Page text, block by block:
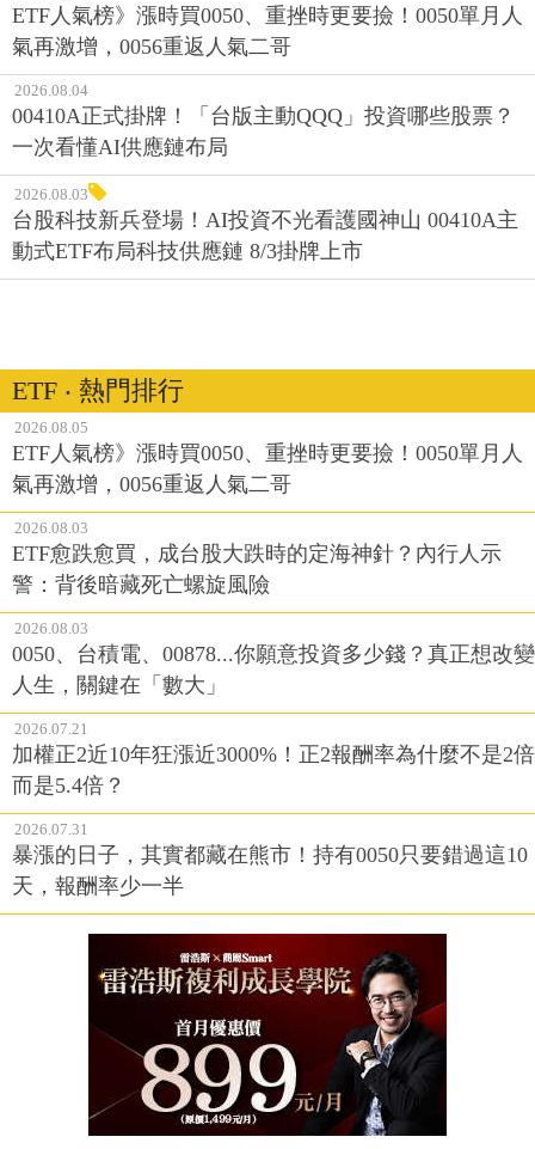
ETF人氣榜》漲時買0050、重挫時更要撿！0050單月人
氣再激增，0056重返人氣二哥
2026.08.04
00410A正式掛牌！「台版主動QQQ」投資哪些股票？
一次看懂AI供應鏈布局
2026.08.03
台股科技新兵登場！AI投資不光看護國神山 00410A主
動式ETF布局科技供應鏈 8/3掛牌上市
ETF ‧ 熱門排行
2026.08.05
ETF人氣榜》漲時買0050、重挫時更要撿！0050單月人
氣再激增，0056重返人氣二哥
2026.08.03
ETF愈跌愈買，成台股大跌時的定海神針？內行人示
警：背後暗藏死亡螺旋風險
2026.08.03
0050、台積電、00878...你願意投資多少錢？真正想改變
人生，關鍵在「數大」
2026.07.21
加權正2近10年狂漲近3000%！正2報酬率為什麼不是2倍
而是5.4倍？
2026.07.31
暴漲的日子，其實都藏在熊市！持有0050只要錯過這10
天，報酬率少一半